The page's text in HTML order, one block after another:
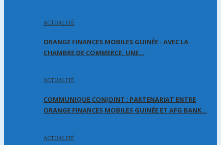
ACTUALITÉ
ORANGE FINANCES MOBILES GUINÉE : AVEC LA
CHAMBRE DE COMMERCE, UNE…
ACTUALITÉ
COMMUNIQUE CONJOINT : PARTENARIAT ENTRE
ORANGE FINANCES MOBILES GUINÉE ET AFG BANK…
ACTUALITÉ